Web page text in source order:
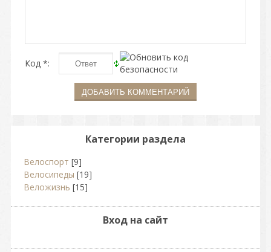
Код *:
Категории раздела
Велоспорт [9]
Велосипеды [19]
Веложизнь [15]
Вход на сайт